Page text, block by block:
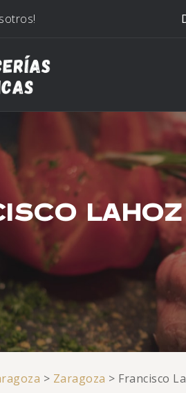
> Zaragoza > Francisco